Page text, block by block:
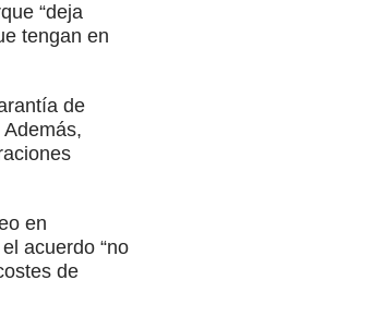
“deja
tengan en
de
en
acuerdo “no
de